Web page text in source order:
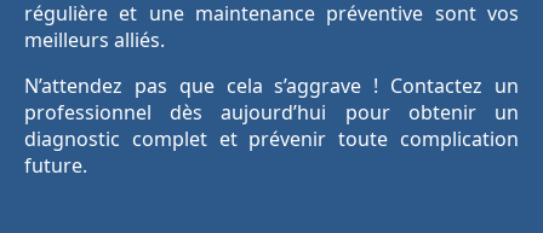
régulière et une maintenance préventive sont vos
meilleurs alliés.
N’attendez pas que cela s’aggrave ! Contactez un
professionnel dès aujourd’hui pour obtenir un
diagnostic complet et prévenir toute complication
future.